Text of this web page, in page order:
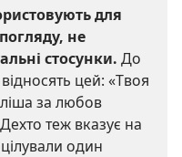
для
не
стосунки. До
цей: «Твоя
за любов
теж вказує на
один